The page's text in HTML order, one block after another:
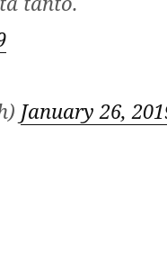
January 26,